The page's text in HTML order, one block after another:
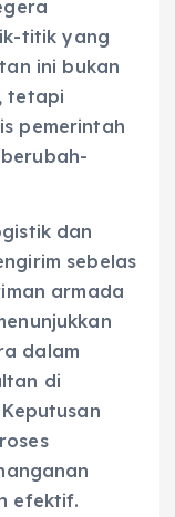
titik yang
ini bukan
tetapi
pemerintah
dan
sebelas
armada
dalam
di
efektif.